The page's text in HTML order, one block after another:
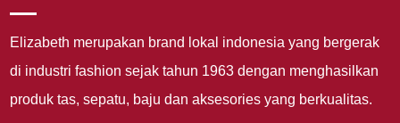
Elizabeth merupakan brand lokal indonesia yang bergerak
di industri fashion sejak tahun 1963 dengan menghasilkan
produk tas, sepatu, baju dan aksesories yang berkualitas.